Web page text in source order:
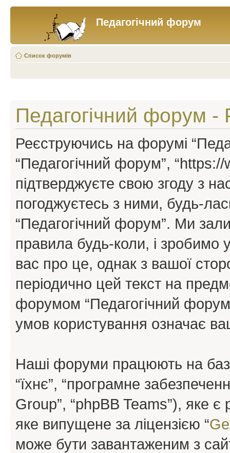
Педагогічний форум
Список форумів
Педагогічний форум -
Реєструючись на форумі
“Педагогічний форум”,
підтверджуєте свою згоду з
погоджуєтесь з ними, будь-
“Педагогічний форум”. Ми
правила будь-коли, і
вас про це, однак з вашої
періодично цей текст на
форумом “Педагогічний
умов користування означає
Наші форуми працюють на
“їхнє”, “програмне
Group”, “phpBB Teams”), яке
яке випущене за ліцензією “
може бути завантаженим з